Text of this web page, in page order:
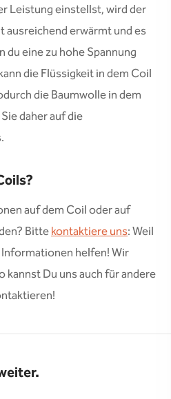
Leistung einstellst, wird der
erwärmt und es
du eine zu hohe Spannung
die Flüssigkeit in dem Coil
die Baumwolle in dem
daher auf die
auf dem Coil oder auf
Bittekontaktiere uns: Weil
helfen! Wir
kannst Du uns auch für andere